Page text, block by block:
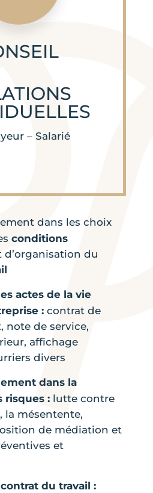
– Salarié
dans les choix
conditions
du
actes de la vie
:contrat de
note de service,
affichage
divers
dans la
risques :lutte contre
la mésentente,
de médiation et
et
du travail :